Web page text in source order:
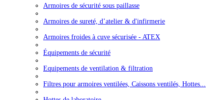
Armoires de sécurité sous paillasse
Armoires de sureté, d’atelier & d'infirmerie
Armoires froides à cuve sécurisée - ATEX
Équipements de sécurité
Equipements de ventilation & filtration
Filtres pour armoires ventilées, Caissons ventilés, Hottes...